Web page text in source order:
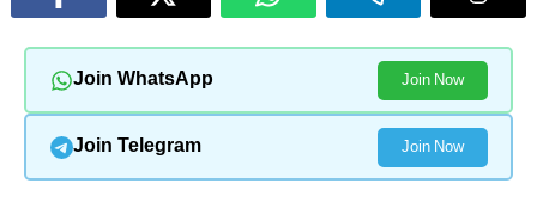
Join WhatsApp Join Now
Join Telegram Join Now